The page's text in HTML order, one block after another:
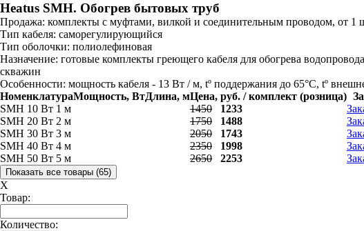
Heatus SMH. Обогрев бытовых труб
Продажа: комплекты с муфтами, вилкой и соединительным проводом, от 1
Тип кабеля: саморегулирующийся
Тип оболочки: полиолефиновая
Назначение: готовые комплекты греющего кабеля для обогрева
скважин
Особенности: мощность кабеля - 13 Вт / м, tº поддержания до 65°C, tº
НоменклатураМощность, ВтДлина, мЦена, руб. / комплект (розница)
SMH 10 Вт 1 м
1450 1233
SMH 20 Вт 2 м
1750 1488
SMH 30 Вт 3 м
2050 1743
SMH 40 Вт 4 м
2350 1998
SMH 50 Вт 5 м
2650 2253
X
Товар:
Количество: